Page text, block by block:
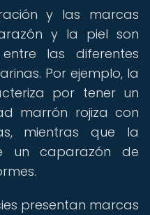
y las marcas
y la piel son
las diferentes
Por ejemplo, la
por tener un
marrón rojiza con
mientras que la
un caparazón de
presentan marcas